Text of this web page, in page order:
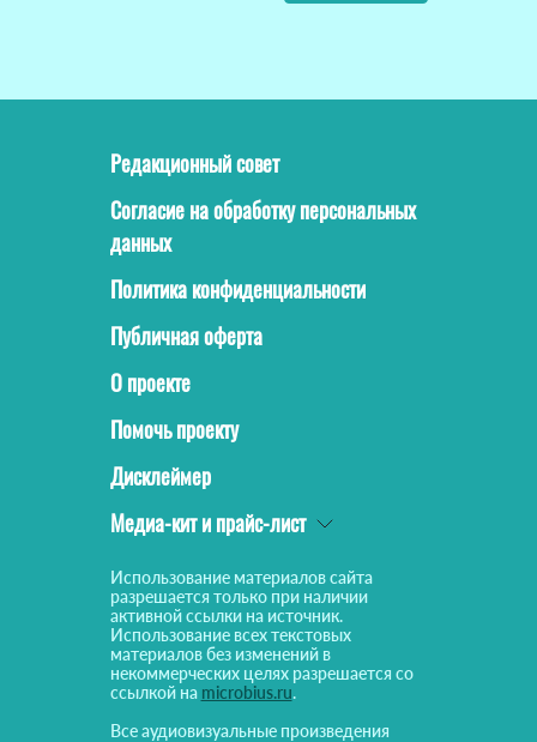
Редакционный совет
Согласие на обработку персональных
данных
Политика конфиденциальности
Публичная оферта
О проекте
Помочь проекту
Дисклеймер
Медиа-кит и прайс-лист
Использование материалов сайта
разрешается только при наличии
активной ссылки на источник.
Использование всех текстовых
материалов без изменений в
некоммерческих целях разрешается со
ссылкой на microbius.ru.
Все аудиовизуальные произведения